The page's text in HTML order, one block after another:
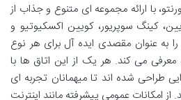
با ارائه مجموعه ای متنوع و جذاب از
کینگ سوپریور، کویین اکسکیوتیو و
به عنوان مقصدی ایده آل برای هر نوع
می کند. هر یک از این اتاق ها با
طراحی شده اند تا میهمانان تجربه ای
از امکانات عمومی پیشرفته مانند اینترنت